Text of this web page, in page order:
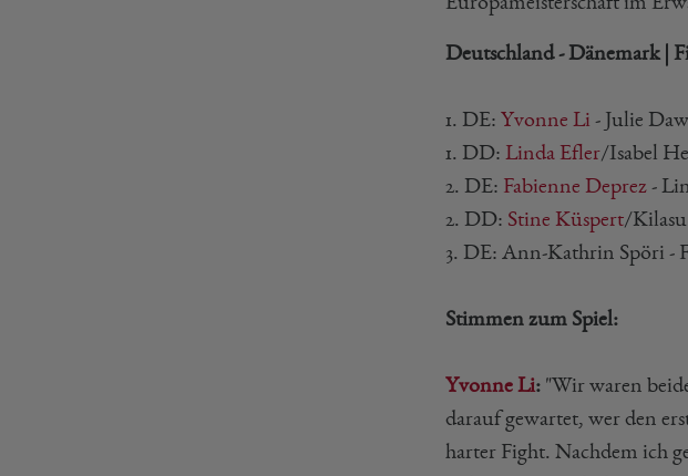
Deutschland - Dänemark |
1. DE: Yvonne Li - Julie
1. DD: Linda Efler/Isabel
2. DE: Fabienne Deprez -
2. DD: Stine Küspert/
3. DE: Ann-Kathrin Spöri -
Stimmen zum Spiel:
Yvonne Li: "Wir waren
darauf gewartet, wer den
harter Fight. Nachdem ich